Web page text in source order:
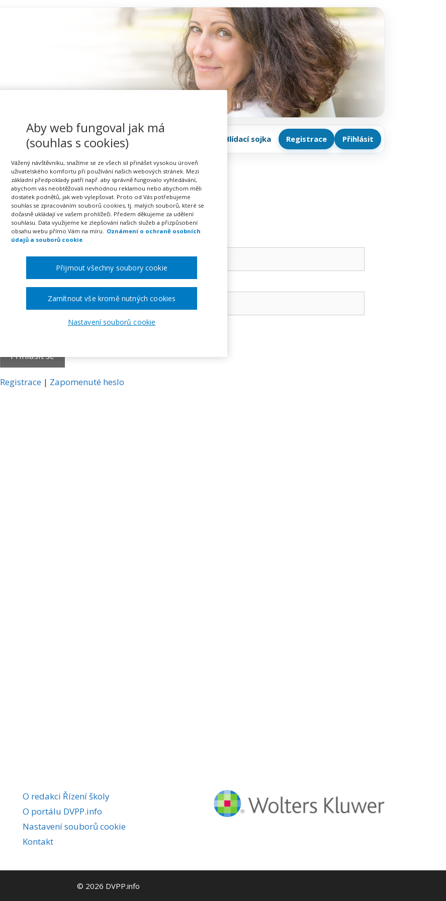
Hlídací sojka Registrace Přihlásit
Přihlásit se
E-mail
Pamatovat si mě
A
Registrace | Zapomenuté heslo
O redakci Řízení školy
O portálu DVPP.info
Nastavení souborů cookie
Kontakt
© 2026 DVPP.info
Aby web fungoval jak má
(souhlas s cookies)
Vážený návštěvníku, snažíme se ze všech sil přinášet vysokou úroveň
uživatelského komfortu při používání našich webových stránek. Mezi
základní předpoklady patří např. aby správně fungovalo vyhledávání,
abychom vás neobtěžovali nevhodnou reklamou nebo abychom měli
dostatek podnětů, jak web vylepšovat. Proto od Vás potřebujeme
souhlas se zpracováním souborů cookies, tj. malých souborů, které se
dočasně ukládají ve vašem prohlížeči. Předem děkujeme za udělení
souhlasu. Data využijeme ke zlepšování našich služeb a přizpůsobení
obsahu webu přímo Vám na míru. Oznámení o ochraně osobních
údajů a souborů cookie
Nastavení souborů cookie
Zamítnout vše kromě nutných cookies
Přijmout všechny soubory cookie